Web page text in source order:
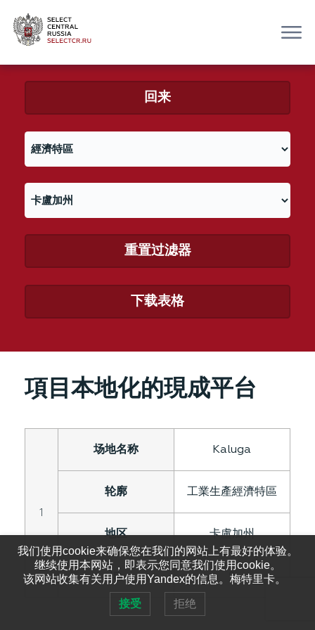
回来
重置过滤器
下载表格
項目本地化的現成平台
1
9
Kaluga
工業生產經濟特區
卡盧加州
我们使用cookie来确保您在我们的网站上有最好的体验。
继续使用本网站，即表示您同意我们使用cookie。
该网站收集有关用户使用Yandex的信息。梅特里卡。
接受 拒绝